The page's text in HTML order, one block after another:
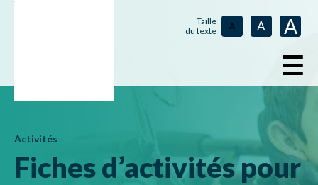
Taille
du texte
A A A
☰
Activités
Fiches d’activités pour